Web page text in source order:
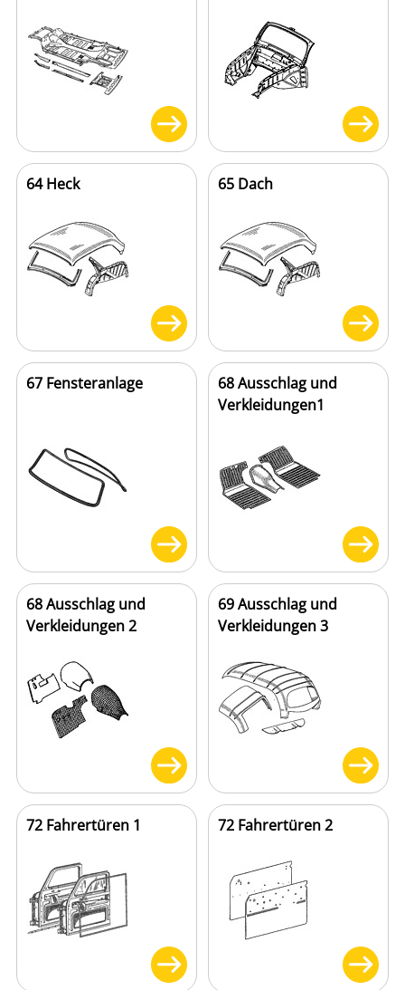
64 Heck 65 Dach
67 Fensteranlage
68 Ausschlag und
Verkleidungen1
68 Ausschlag und
Verkleidungen 2
69 Ausschlag und
Verkleidungen 3
72 Fahrertüren 1 72 Fahrertüren 2